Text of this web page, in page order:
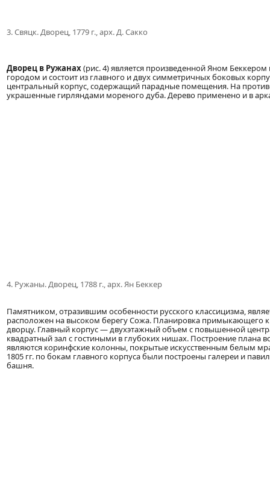
3. Свяцк. Дворец, 1779 г., арх. Д. Сакко
Дворец в Ружанах(рис. 4) является произведенной Яном
городом и состоит из главного и двух симметричных боковых
центральный корпус, содержащий парадные помещения. На
украшенные гирляндами мореного дуба. Дерево применено и в
4. Ружаны. Дворец, 1788 г., арх. Ян Беккер
Памятником, отразившим особенности русского классицизма,
расположен на высоком берегу Сожа. Планировка примыкающего
дворцу. Главный корпус — двухэтажный объем с повышенной
квадратный зал с гостиными в глубоких нишах. Построение
являются коринфские колонны, покрытые искусственным белым
1805 гг. по бокам главного корпуса были построены галереи и
башня.